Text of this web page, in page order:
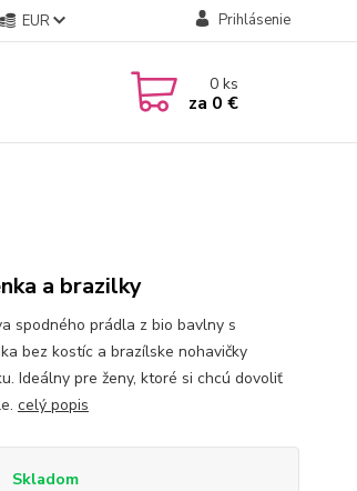
EUR Prihlásenie
0ks
za 0 €
a brazilky
spodného prádla z bio bavlny s
bez kostíc a brazílske nohavičky
Ideálny pre ženy, ktoré si chcú dovoliť
celý popis
Skladom